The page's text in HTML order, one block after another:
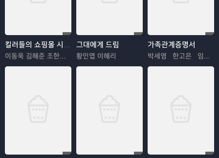
킬러들의 쇼핑몰 시즌2
이동욱 김혜준 조한선 김해나
그대에게 드림
황인엽 이혜리
가족관계증명서
박세영 한고은 임지은